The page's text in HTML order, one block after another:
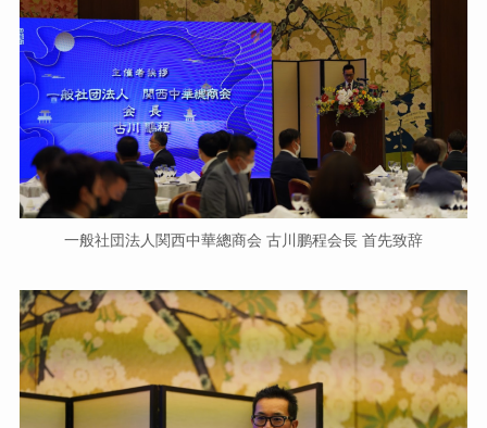
一般社団法人関西中華總商会 古川鹏程会長 首先致辞